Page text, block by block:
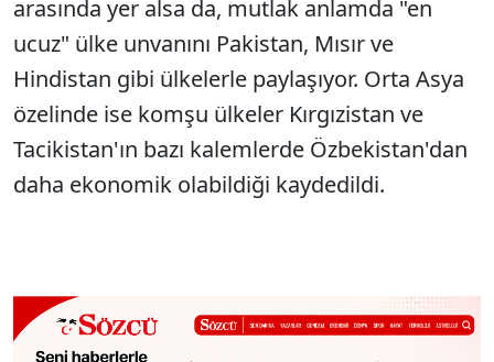
arasında yer alsa da, mutlak anlamda "en
ucuz" ülke unvanını Pakistan, Mısır ve
Hindistan gibi ülkelerle paylaşıyor. Orta Asya
özelinde ise komşu ülkeler Kırgızistan ve
Tacikistan'ın bazı kalemlerde Özbekistan'dan
daha ekonomik olabildiği kaydedildi.